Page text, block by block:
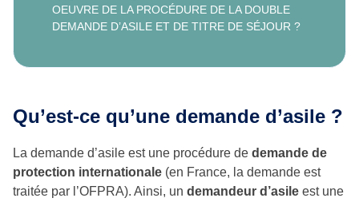
OEUVRE DE LA PROCÉDURE DE LA DOUBLE
DEMANDE D’ASILE ET DE TITRE DE SÉJOUR ?
Qu’est-ce qu’une demande d’asile ?
La demande d’asile est une procédure de demande de
protection internationale (en France, la demande est
traitée par l’OFPRA). Ainsi, un demandeur d’asile est une